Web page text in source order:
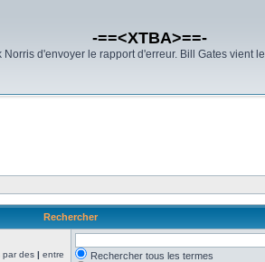
-==<XTBA>==-
d'envoyer le rapport d'erreur. Bill Gates vient
Rechercher
par des | entre
Rechercher tous les termes